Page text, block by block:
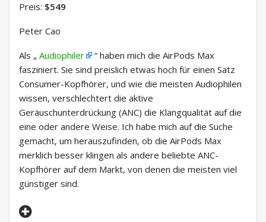
Preis: $549
Peter Cao
Als „ Audiophiler
“ haben mich die AirPods Max
fasziniert. Sie sind preislich etwas hoch für einen Satz
Consumer-Kopfhörer, und wie die meisten Audiophilen
wissen, verschlechtert die aktive
Geräuschunterdrückung (ANC) die Klangqualität auf die
eine oder andere Weise. Ich habe mich auf die Suche
gemacht, um herauszufinden, ob die AirPods Max
merklich besser klingen als andere beliebte ANC-
Kopfhörer auf dem Markt, von denen die meisten viel
günstiger sind.